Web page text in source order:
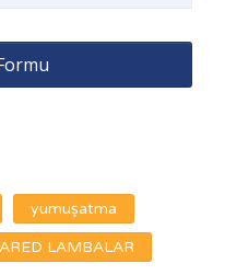
yumuşatma
LAMBALAR